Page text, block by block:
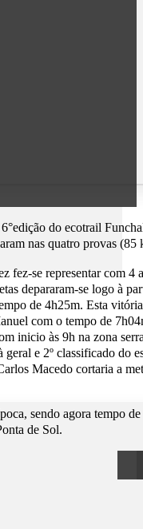
do ecotrail
nas quatro provas
fez-se representar com 4
depararam-se logo à
de 4h25m. Esta
com o tempo de
inicio às 9h na zona
geral e 2º classificado do
Macedo cortaria a
sendo agora tempo
de Sol.